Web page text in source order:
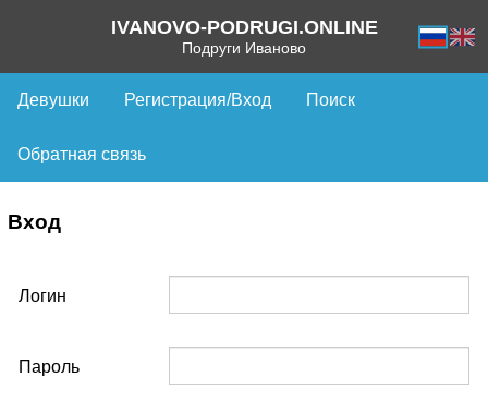
IVANOVO-PODRUGI.ONLINE
Подруги Иваново
Девушки Регистрация/Вход Поиск
Обратная связь
Вход
Логин
Пароль